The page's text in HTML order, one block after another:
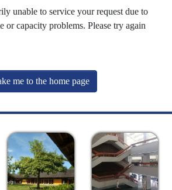
unable to service your request due to
or capacity problems. Please try again
me to the home page